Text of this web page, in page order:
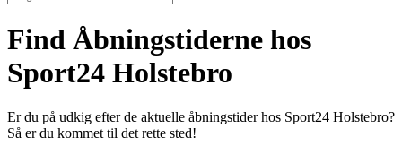
Find Åbningstiderne hos
Sport24 Holstebro
Er du på udkig efter de aktuelle åbningstider hos Sport24 Holstebro?
Så er du kommet til det rette sted!